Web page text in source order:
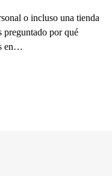
o incluso una tienda
preguntado por qué
en…